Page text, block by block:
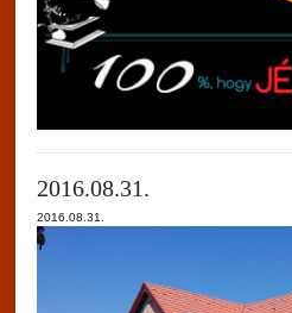
2016.08.31.
2016.08.31.